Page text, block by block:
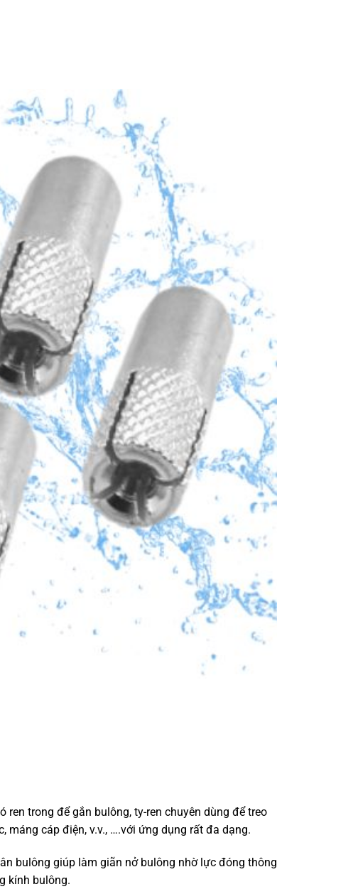
trong để gắn bulông, ty-ren chuyên dùng để treo
máng cáp điện, v.v., ….với ứng dụng rất đa dạng.
bulông giúp làm giãn nở bulông nhờ lực đóng thông
kính bulông.